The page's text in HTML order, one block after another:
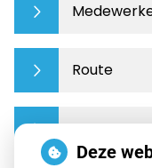
Route
Contact
Deze